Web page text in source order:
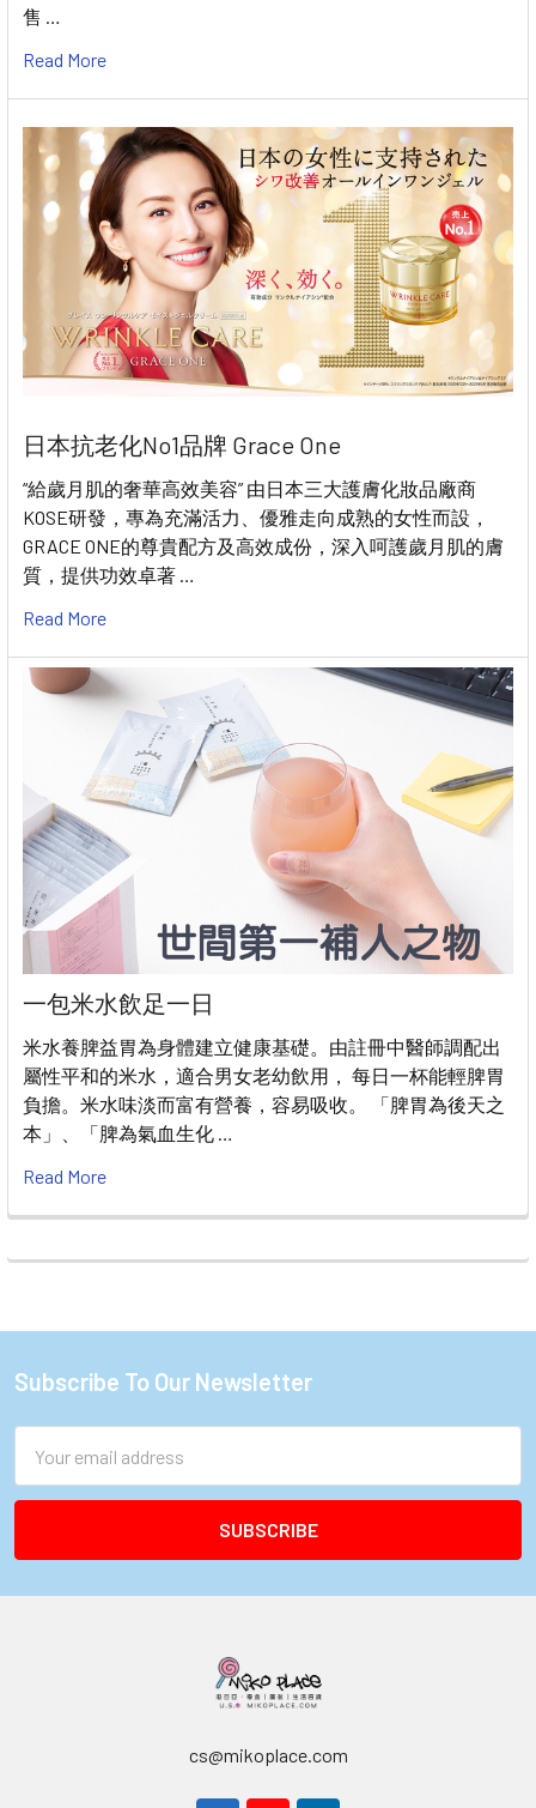
售 …
Read More
日本抗老化No1品牌 Grace One
“給歲月肌的奢華高效美容” 由日本三大護膚化妝品廠商
KOSE研發，專為充滿活力、優雅走向成熟的女性而設，
GRACE ONE的尊貴配方及高效成份，深入呵護歲月肌的膚
質，提供功效卓著 …
Read More
一包米水飲足一日
米水養脾益胃為身體建立健康基礎。由註冊中醫師調配出
屬性平和的米水，適合男女老幼飲用， 每日一杯能輕脾胃
負擔。米水味淡而富有營養，容易吸收。 「脾胃為後天之
本」、「脾為氣血生化 …
Read More
Footer
Subscribe To Our Newsletter
Address
cs@mikoplace.com